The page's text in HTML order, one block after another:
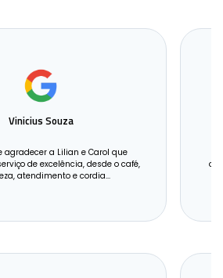
Vinicius Souza
agradecer a Lilian e Carol que
de excelência, desde o café,
atendimento e cordia...